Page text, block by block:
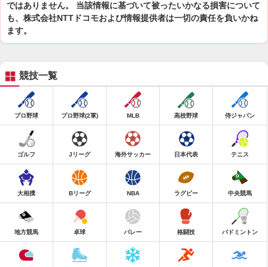
ではありません。 当該情報に基づいて被ったいかなる損害について
も、株式会社NTTドコモおよび情報提供者は一切の責任を負いかね
ます。
競技一覧
プロ野球 プロ野球(2軍) MLB 高校野球 侍ジャパン
ゴルフ Jリーグ 海外サッカー 日本代表 テニス
大相撲 Bリーグ NBA ラグビー 中央競馬
地方競馬 卓球 バレー 格闘技 バドミントン